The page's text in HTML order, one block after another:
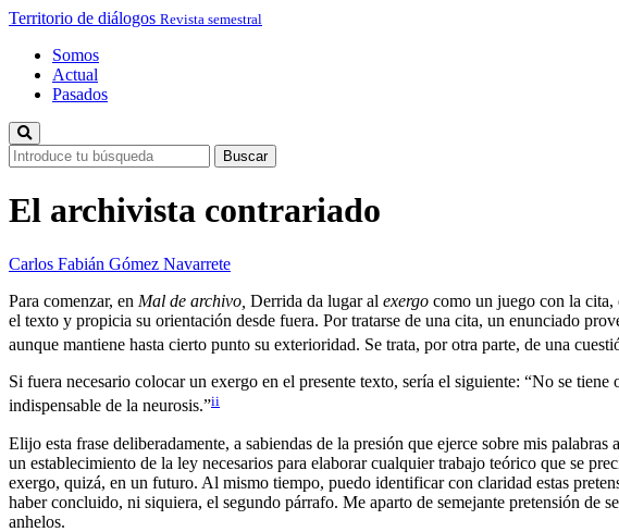
Territorio de diálogos Revista semestral
Somos
Actual
Pasados
El archivista contrariado
Carlos Fabián Gómez Navarrete
Para comenzar, en Mal de archivo, Derrida da lugar al exergo como un juego con la cita,
el texto y propicia su orientación desde fuera. Por tratarse de una cita, un enunciado
aunque mantiene hasta cierto punto su exterioridad. Se trata, por otra parte, de una
Si fuera necesario colocar un exergo en el presente texto, sería el siguiente: “No se
indispensable de la neurosis.”ii
Elijo esta frase deliberadamente, a sabiendas de la presión que ejerce sobre mis
un establecimiento de la ley necesarios para elaborar cualquier trabajo teórico que se
exergo, quizá, en un futuro. Al mismo tiempo, puedo identificar con claridad estas
haber concluido, ni siquiera, el segundo párrafo. Me aparto de semejante pretensión de
anhelos.